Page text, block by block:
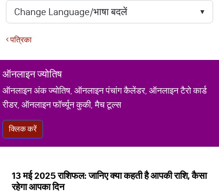
पत्रिका
ऑनलाइन ज्योतिष
ऑनलाइन अंक ज्योतिष, ऑनलाइन पंचांग कैलेंडर, ऑनलाइन टैरो कार्ड
रीडर, ऑनलाइन फॉर्च्यून कुकी, मैच टूल्स
क्लिक करें
13 मई 2025 राशिफल: जानिए क्या कहती है आपकी राशि, कैसा
रहेगा आपका दिन